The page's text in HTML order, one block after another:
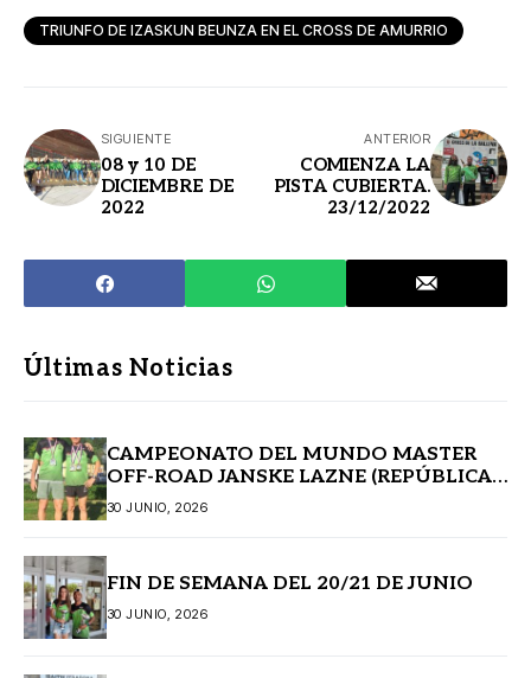
TRIUNFO DE IZASKUN BEUNZA EN EL CROSS DE AMURRIO
SIGUIENTE
08 y 10 DE
DICIEMBRE DE
2022
ANTERIOR
COMIENZA LA
PISTA CUBIERTA.
23/12/2022
Últimas Noticias
CAMPEONATO DEL MUNDO MASTER
OFF-ROAD JANSKE LAZNE (REPÚBLICA
CHECA)
30 JUNIO, 2026
FIN DE SEMANA DEL 20/21 DE JUNIO
30 JUNIO, 2026